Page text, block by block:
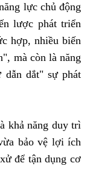
lực chủ động
lược phát triển
hợp, nhiều biến
mà còn là năng
dắt" sự phát
khả năng duy trì
bảo vệ lợi ích
để tận dụng cơ